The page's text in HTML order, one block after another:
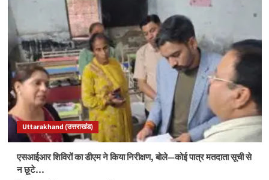
Uttarakhand (उत्तराखंड)
एसआईआर शिविरों का डीएम ने किया निरीक्षण, बोले—कोई पात्र मतदाता सूची से
न छूटे…